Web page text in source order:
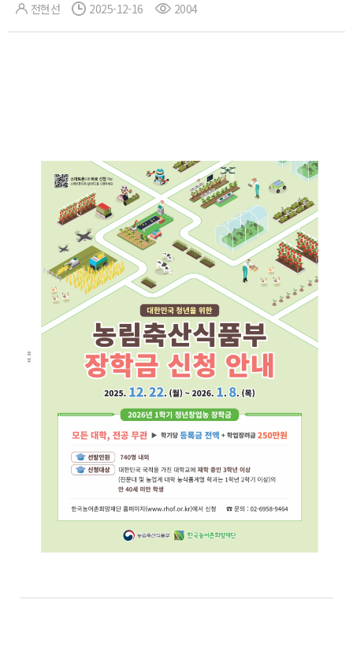
전현선 2025-12-16 2004